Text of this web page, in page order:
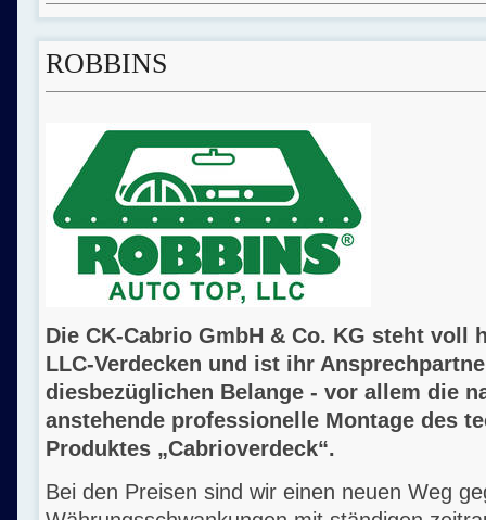
ROBBINS
Die CK-Cabrio GmbH & Co. KG steht voll
LLC-Verdecken und ist ihr
diesbezüglichen Belange - vor allem die
anstehende professionelle Montage des
Produktes „Cabrioverdeck“.
Bei den Preisen sind wir einen neuen Weg